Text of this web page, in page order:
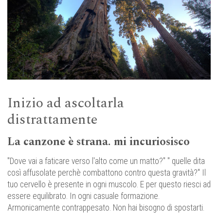
Inizio ad ascoltarla
distrattamente
La canzone è strana. mi incuriosisco
"Dove vai a faticare verso l'alto come un matto?" " quelle dita
così affusolate perchè combattono contro questa gravità?" Il
tuo cervello è presente in ogni muscolo. E per questo riesci ad
essere equilibrato. In ogni casuale formazione.
Armonicamente contrappesato. Non hai bisogno di spostarti.